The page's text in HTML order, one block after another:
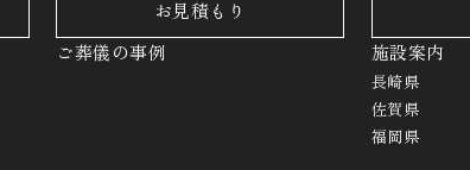
お見積もり
ご葬儀の事例 施設案内
長崎県
佐賀県
福岡県